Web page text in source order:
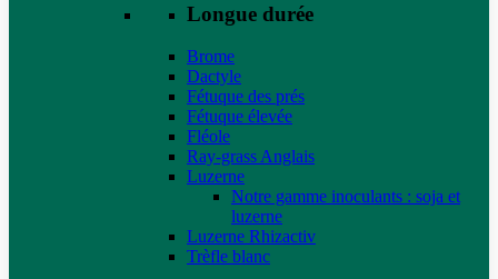
Longue durée
Brome
Dactyle
Fétuque des prés
Fétuque élevée
Fléole
Ray-grass Anglais
Luzerne
Notre gamme inoculants : soja et
luzerne
Luzerne Rhizactiv
Trèfle blanc